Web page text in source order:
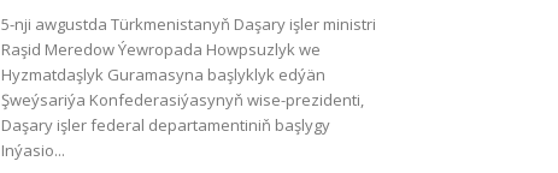
5-nji awgustda Türkmenistanyň Daşary işler ministri
Raşid Meredow Ýewropada Howpsuzlyk we
Hyzmatdaşlyk Guramasyna başlyklyk edýän
Şweýsariýa Konfederasiýasynyň wise-prezidenti,
Daşary işler federal departamentiniň başlygy
Inýasio...